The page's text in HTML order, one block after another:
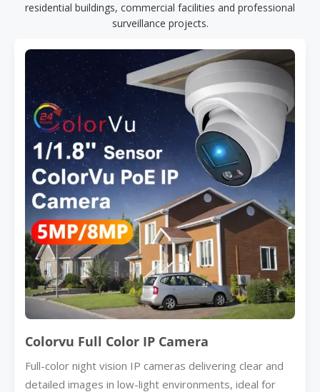
residential buildings, commercial facilities and professional
surveillance projects.
Colorvu Full Color IP Camera
Full-color night vision IP cameras delivering clear and
detailed images in low-light environments, ideal for